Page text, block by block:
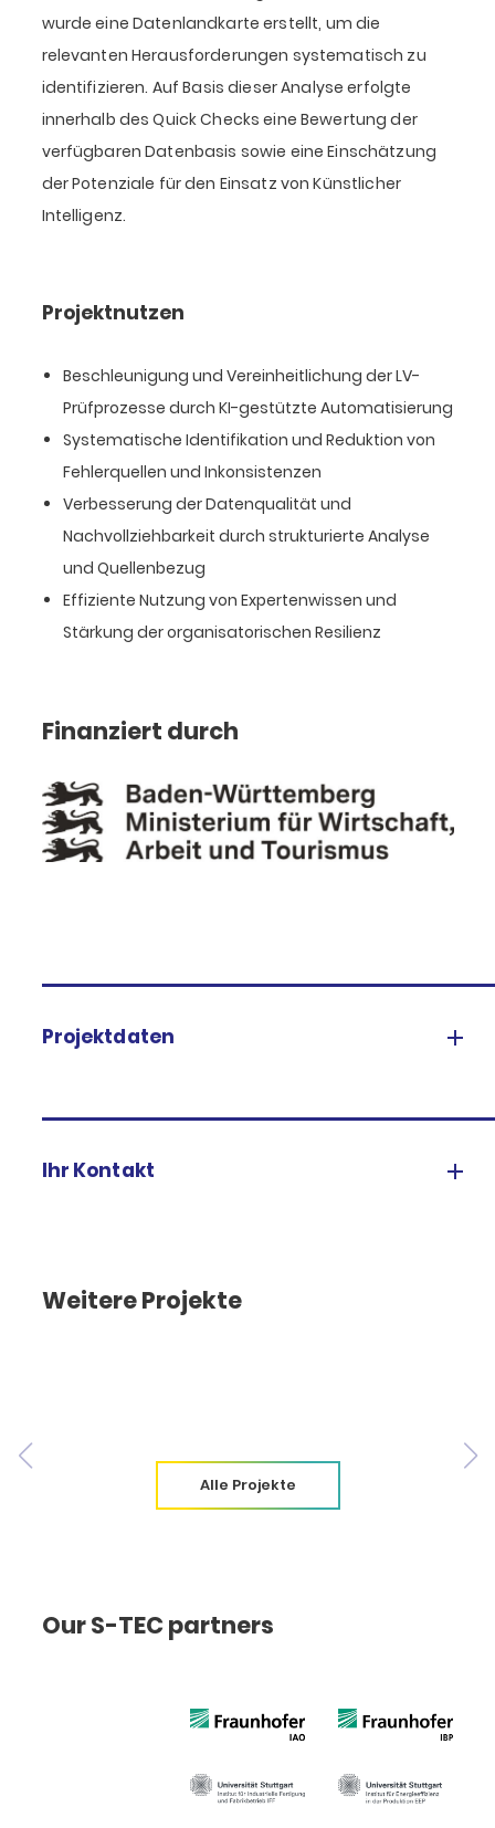
wurde eine Datenlandkarte erstellt, um die
relevanten Herausforderungen systematisch zu
identifizieren. Auf Basis dieser Analyse erfolgte
innerhalb des Quick Checks eine Bewertung der
verfügbaren Datenbasis sowie eine Einschätzung
der Potenziale für den Einsatz von Künstlicher
Intelligenz.
Projektnutzen
Beschleunigung und Vereinheitlichung der LV-
Prüfprozesse durch KI-gestützte Automatisierung
Systematische Identifikation und Reduktion von
Fehlerquellen und Inkonsistenzen
Verbesserung der Datenqualität und
Nachvollziehbarkeit durch strukturierte Analyse
und Quellenbezug
Effiziente Nutzung von Expertenwissen und
Stärkung der organisatorischen Resilienz
Finanziert durch
Projektdaten
Ihr Kontakt
Weitere Projekte
Alle Projekte
Our S-TEC partners